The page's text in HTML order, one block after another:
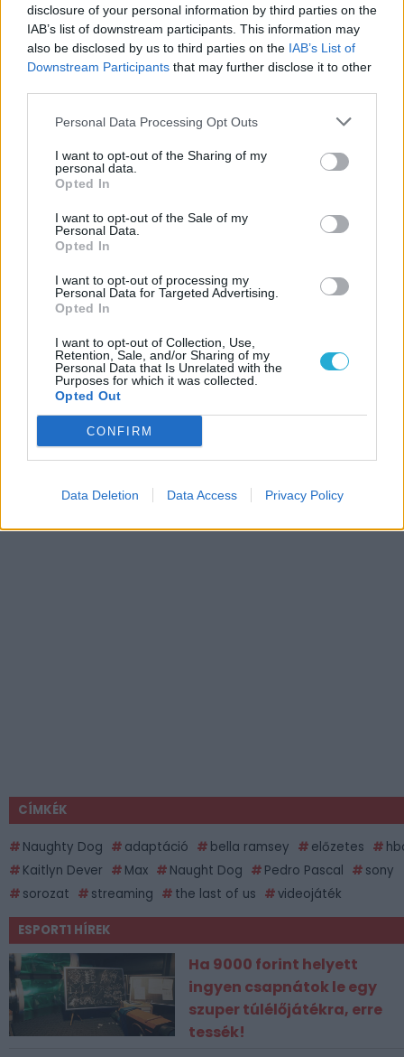
disclosure of your personal information by third parties on the
IAB’s list of downstream participants. This information may
also be disclosed by us to third parties on the IAB’s List of
Downstream Participants that may further disclose it to other
Personal Data Processing Opt Outs
I want to opt-out of the Sharing of my
personal data.
Opted In
I want to opt-out of the Sale of my
Personal Data.
Opted In
I want to opt-out of processing my
Personal Data for Targeted Advertising.
Opted In
I want to opt-out of Collection, Use,
Retention, Sale, and/or Sharing of my
Personal Data that Is Unrelated with the
Purposes for which it was collected.
Opted Out
CONFIRM
Data Deletion Data Access Privacy Policy
forgatásán
Dűne: Prófécia, Peacemaker, The Last of
Us – Előzetesen a Max újdonságai
CÍMKÉK
Naughty Dog adaptáció bella ramsey előzetes
Kaitlyn Dever
Max Naught Dog Pedro Pascal
sony
sorozat
streaming the last of us videojáték
ESPORT1 HÍREK
Ha 9000 forint helyett
ingyen csapnátok le egy
szuper túlélőjátékra, erre
tessék!